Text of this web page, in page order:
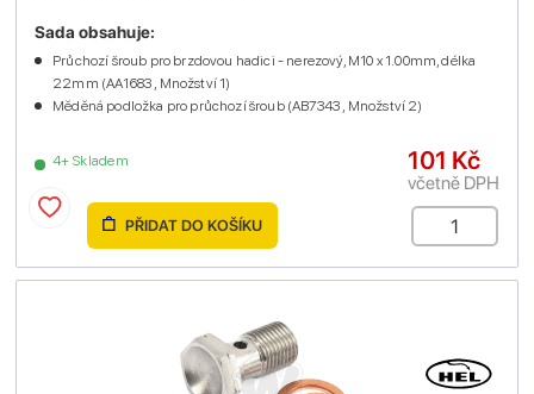
4+ Skladem
Sada obsahuje:
Průchozí šroub pro brzdovou hadici - nerezový, M10 x 1.00mm, délka
22mm (AA1683 , Množství 1)
Měděná podložka pro průchozí šroub (AB7343 , Množství 2)
101 Kč
včetně DPH
PŘIDAT DO KOŠÍKU